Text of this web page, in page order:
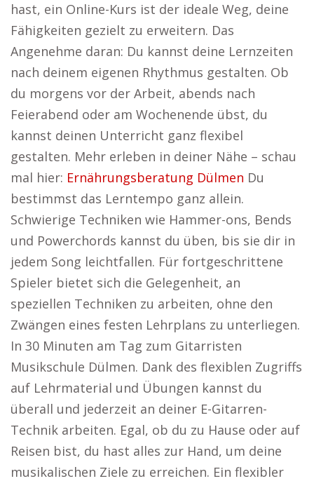
hast, ein Online-Kurs ist der ideale Weg, deine
Fähigkeiten gezielt zu erweitern. Das
Angenehme daran: Du kannst deine Lernzeiten
nach deinem eigenen Rhythmus gestalten. Ob
du morgens vor der Arbeit, abends nach
Feierabend oder am Wochenende übst, du
kannst deinen Unterricht ganz flexibel
gestalten. Mehr erleben in deiner Nähe – schau
mal hier: Ernährungsberatung Dülmen Du
bestimmst das Lerntempo ganz allein.
Schwierige Techniken wie Hammer-ons, Bends
und Powerchords kannst du üben, bis sie dir in
jedem Song leichtfallen. Für fortgeschrittene
Spieler bietet sich die Gelegenheit, an
speziellen Techniken zu arbeiten, ohne den
Zwängen eines festen Lehrplans zu unterliegen.
In 30 Minuten am Tag zum Gitarristen
Musikschule Dülmen. Dank des flexiblen Zugriffs
auf Lehrmaterial und Übungen kannst du
überall und jederzeit an deiner E-Gitarren-
Technik arbeiten. Egal, ob du zu Hause oder auf
Reisen bist, du hast alles zur Hand, um deine
musikalischen Ziele zu erreichen. Ein flexibler